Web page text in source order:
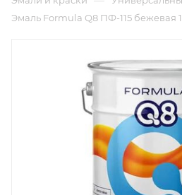
Эмаль Formula Q8 ПФ-115 бежевая